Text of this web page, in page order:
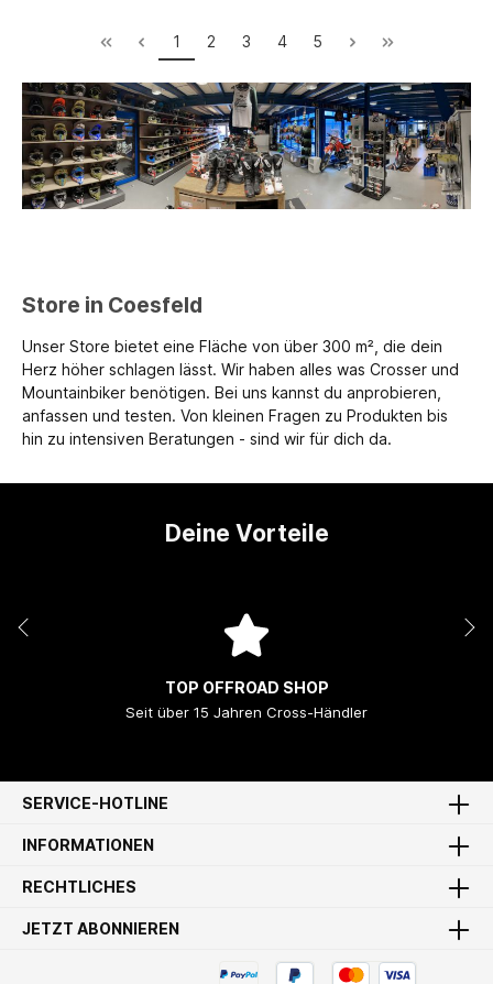
1 2 3 4 5
Store in Coesfeld
Unser Store bietet eine Fläche von über 300 m², die dein
Herz höher schlagen lässt. Wir haben alles was Crosser und
Mountainbiker benötigen. Bei uns kannst du anprobieren,
anfassen und testen. Von kleinen Fragen zu Produkten bis
hin zu intensiven Beratungen - sind wir für dich da.
Deine Vorteile
TOP OFFROAD SHOP
Seit über 15 Jahren Cross-Händler
SERVICE-HOTLINE
INFORMATIONEN
RECHTLICHES
JETZT ABONNIEREN